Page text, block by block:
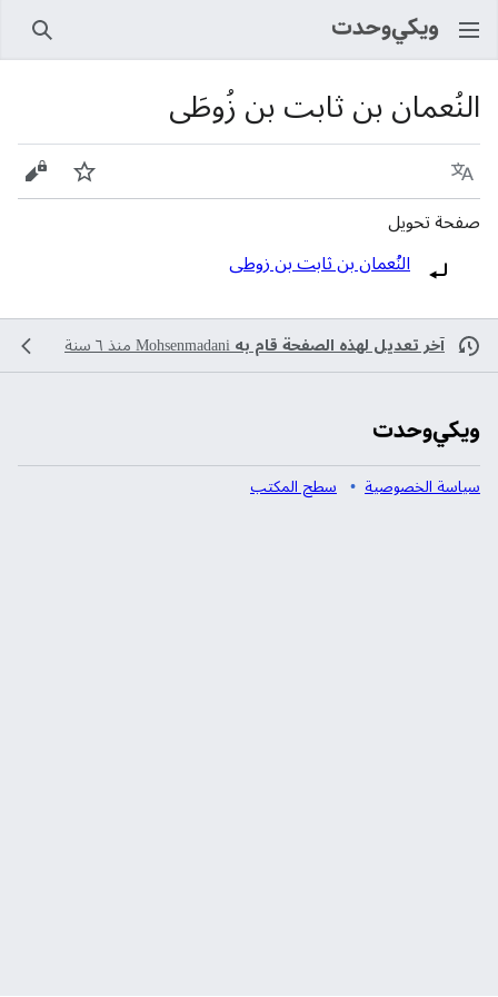
بحث
النُعمان بن ثابت بن زُوطَى
اللغة راقب
صفحة تحويل
تحويل إلى:النُعمان بن ثابت بن زوطى
آخر تعديل لهذه الصفحة قام بهMohsenmadaniمنذ ٦ سنة
سياسة الخصوصية سطح المكتب